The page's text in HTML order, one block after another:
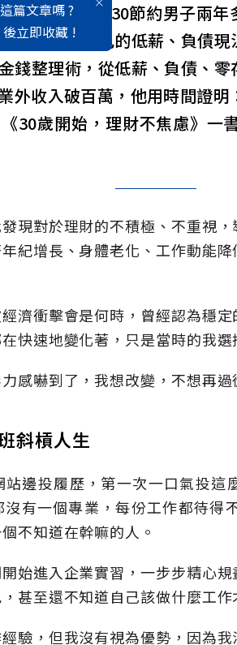
篇文章嗎 ?
後立即收藏 !
-69,374元」。30節約男子兩
行，揭露自己的低薪、負債
錢整理術，從低薪、負債、零
外收入破百萬，他用時間證
30歲開始，理財不焦慮》一
現對於理財的不積極、不重視
紀增長、身體老化、工作動能
濟衝擊會是何時，曾經認為穩
快速地變化著，只是當時的我選
感嚇到了，我想改變，不想再過
斜槓人生
邊投履歷，第一次一口氣投這
有一個專業，每份工作都待得
不知道在幹嘛的人。
始進入企業實習，一步步精心
甚至還不知道自己該做什麼工
驗，但我沒有視為優勢，因為